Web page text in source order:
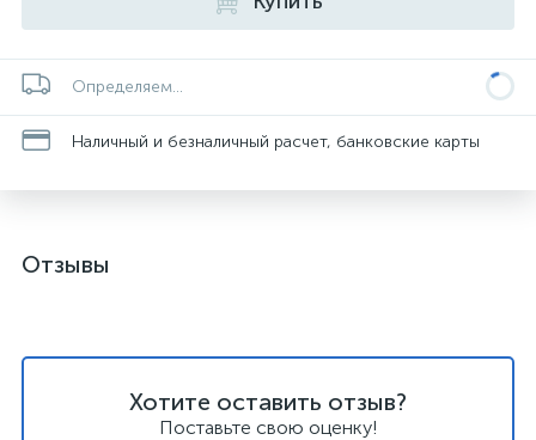
Определяем...
Наличный и безналичный расчет, банковские карты
Отзывы
Хотите оставить отзыв?
Поставьте свою оценку!